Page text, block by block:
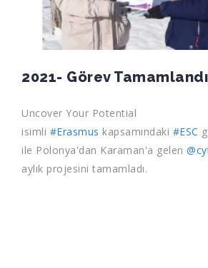
2021- Görev
Uncover Your Potential
isimli #Erasmus kapsamındaki #ESC
ile Polonya'dan Karaman'a gelen
aylık projesini tamamladı.